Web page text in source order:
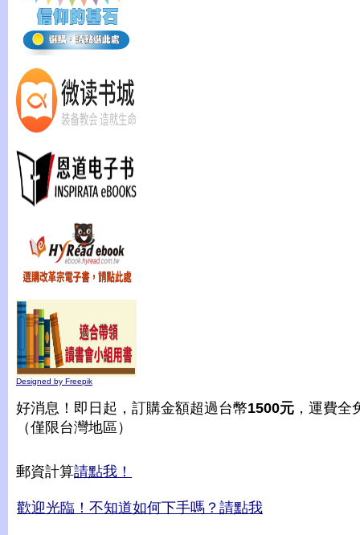
Designed by Freepik
好消息！即日起，訂購金額超過台幣1500元 ，運費全
（僅限台灣地區）
郵資計算請點我！
歡迎光臨！不知道如何下手嗎？請點我